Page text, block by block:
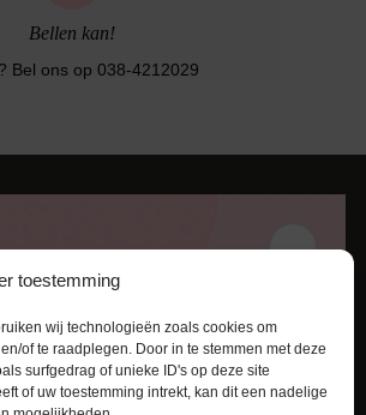
toestemming
wij technologieën zoals cookies om
of te raadplegen. Door in te stemmen met deze
surfgedrag of unieke ID's op deze site
of uw toestemming intrekt, kan dit een nadelige
Bellen kan!
Bel ons op 038-4212029